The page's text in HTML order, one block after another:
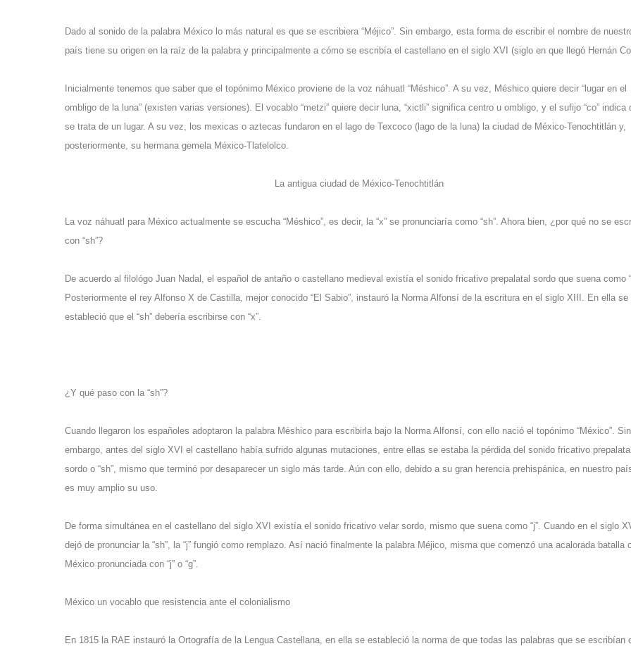
Dado al sonido de la palabra México lo más natural es que se escribiera “Méjico”. Sin embargo, esta forma de escribir el nombre de
país tiene su origen en la raíz de la palabra y principalmente a cómo se escribía el castellano en el siglo XVI (siglo en que llegó Hernán
Inicialmente tenemos que saber que el topónimo México proviene de la voz náhuatl “Méshico”. A su vez, Méshico quiere decir “lugar en el
ombligo de la luna” (existen varias versiones). El vocablo “metzi” quiere decir luna, “xictli” significa centro u ombligo, y el sufijo “co” indica
se trata de un lugar. A su vez, los mexicas o aztecas fundaron en el lago de Texcoco (lago de la luna) la ciudad de México-Tenochtitlán y,
posteriormente, su hermana gemela México-Tlatelolco.
La antigua ciudad de México-Tenochtitlán
La voz náhuatl para México actualmente se escucha “Méshico”, es decir, la “x” se pronunciaría como “sh”. Ahora bien, ¿por qué no se
con “sh”?
De acuerdo al filológo Juan Nadal, el español de antaño o castellano medieval existía el sonido fricativo prepalatal sordo que suena como
Posteriormente el rey Alfonso X de Castilla, mejor conocido “El Sabio”, instauró la Norma Alfonsí de la escritura en el siglo XIII. En ella se
estableció que el “sh” debería escribirse con “x”.
¿Y qué paso con la “sh”?
Cuando llegaron los españoles adoptaron la palabra Méshico para escribirla bajo la Norma Alfonsí, con ello nació el topónimo “México”. Sin
embargo, antes del siglo XVI el castellano había sufrido algunas mutaciones, entre ellas se estaba la pérdida del sonido fricativo prepalatal
sordo o “sh”, mismo que terminó por desaparecer un siglo más tarde. Aún con ello, debido a su gran herencia prehispánica, en nuestro
es muy amplio su uso.
De forma simultánea en el castellano del siglo XVI existía el sonido fricativo velar sordo, mismo que suena como “j”. Cuando en el siglo
dejó de pronunciar la “sh”, la “j” fungió como remplazo. Así nació finalmente la palabra Méjico, misma que comenzó una acalorada batalla
México pronunciada con “j” o “g”.
México un vocablo que resistencia ante el colonialismo
En 1815 la RAE instauró la Ortografía de la Lengua Castellana, en ella se estableció la norma de que todas las palabras que se escribían